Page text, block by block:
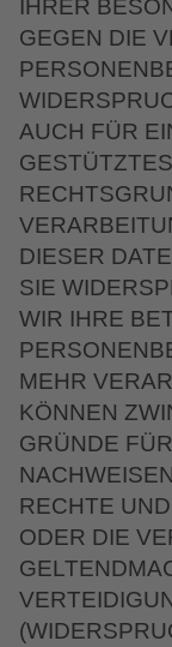
IHRER
GEGEN DIE
AUCH FÜR
DIESER
SIE
WIR IHRE
MEHR
KÖNNEN
GRÜNDE
RECHTE
ODER DIE